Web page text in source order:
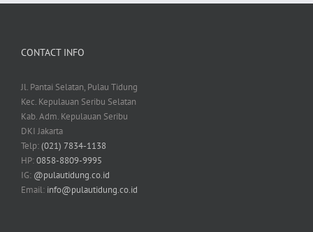
CONTACT INFO
Jl. Pantai Selatan, Pulau Tidung
Kec. Kepulauan Seribu Selatan
Kab. Adm. Kepulauan Seribu
DKI Jakarta
Telp:(021) 7834-1138
HP:0858-8809-9995
IG: @pulautidung.co.id
Email: info@pulautidung.co.id